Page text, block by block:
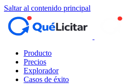
Saltar al contenido principal
Producto
Precios
Explorador
Casos de éxito